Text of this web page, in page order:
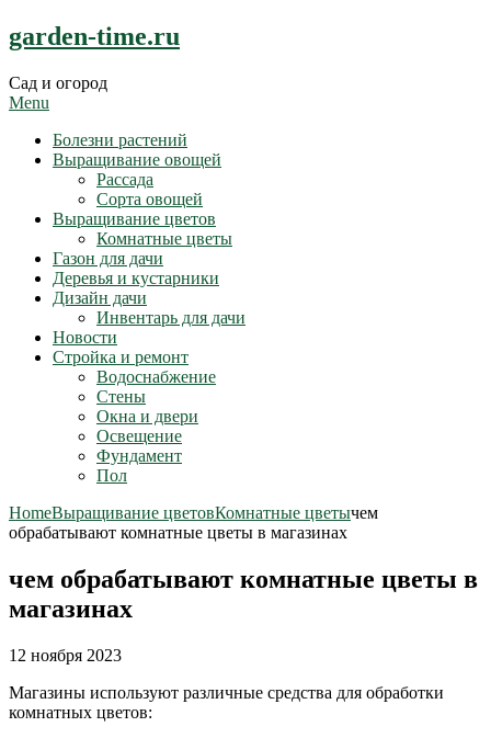
Skip
to
garden-time.ru
Сад и огород
Menu
Болезни растений
Выращивание овощей
Рассада
Сорта овощей
Выращивание цветов
Комнатные цветы
Газон для дачи
Деревья и кустарники
Дизайн дачи
Инвентарь для дачи
Новости
Стройка и ремонт
Водоснабжение
Стены
Окна и двери
Освещение
Фундамент
Пол
HomeВыращивание цветовКомнатные цветычем
обрабатывают комнатные цветы в магазинах
чем обрабатывают комнатные цветы в
магазинах
12 ноября 2023
Магазины используют различные средства для обработки
комнатных цветов: